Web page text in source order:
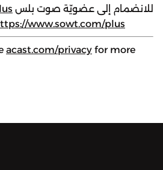
للانضمام إلى عضويّة صوت بلس
www.sowt.com/plus
acast.com/privacy for more